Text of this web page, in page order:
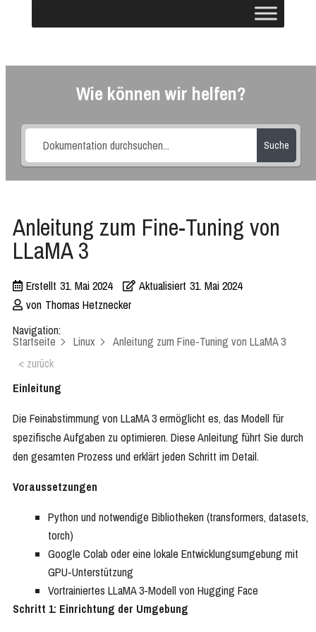
Wie können wir helfen?
Suche
Anleitung zum Fine-Tuning von
LLaMA 3
Erstellt 31. Mai 2024 Aktualisiert 31. Mai 2024
von Thomas Hetznecker
Navigation:
Startseite Linux
Anleitung zum Fine-Tuning von LLaMA 3
< zurück
Einleitung
Die Feinabstimmung von LLaMA 3 ermöglicht es, das Modell für
spezifische Aufgaben zu optimieren. Diese Anleitung führt Sie durch
den gesamten Prozess und erklärt jeden Schritt im Detail.
Voraussetzungen
Python und notwendige Bibliotheken (transformers, datasets,
torch)
Google Colab oder eine lokale Entwicklungsumgebung mit
GPU-Unterstützung
Vortrainiertes LLaMA 3-Modell von Hugging Face
Schritt 1: Einrichtung der Umgebung